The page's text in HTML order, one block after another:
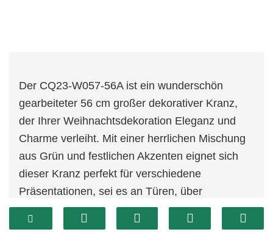
Der CQ23-W057-56A ist ein wunderschön
gearbeiteter 56 cm großer dekorativer Kranz,
der Ihrer Weihnachtsdekoration Eleganz und
Charme verleiht. Mit einer herrlichen Mischung
aus Grün und festlichen Akzenten eignet sich
dieser Kranz perfekt für verschiedene
Präsentationen, sei es an Türen, über
Kaminsimsen oder als Teil eines Tischaufsatzes.
Dieser aus hochwertigen Materialien gefertigte